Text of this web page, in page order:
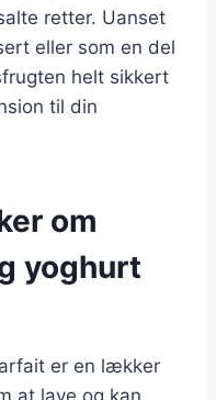
retter. Uanset
eller som en del
helt sikkert
til din
om
yoghurt
er en lækker
at lave og kan